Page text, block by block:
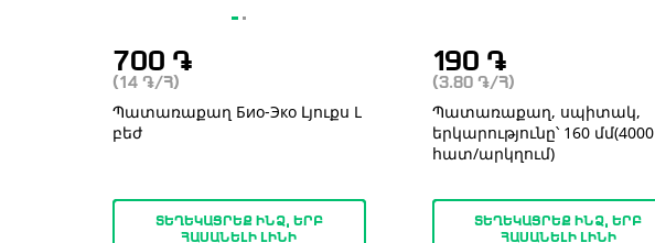
700 ֏
(14 ֏ /Հ)
Պատառաքաղ Био-Эко Լյուքս L
բեժ
ՏԵՂԵԿԱՑՐԵՔ ԻՆՁ, ԵՐԲ
ՀԱՍԱՆԵԼԻ ԼԻՆԻ
190 ֏
(3.80 ֏/Հ)
Պատառաքաղ, սպիտակ,
երկարությունը՝ 160 մմ(4000
հատ/արկղում)
ՏԵՂԵԿԱՑՐԵՔ ԻՆՁ, ԵՐԲ
ՀԱՍԱՆԵԼԻ ԼԻՆԻ